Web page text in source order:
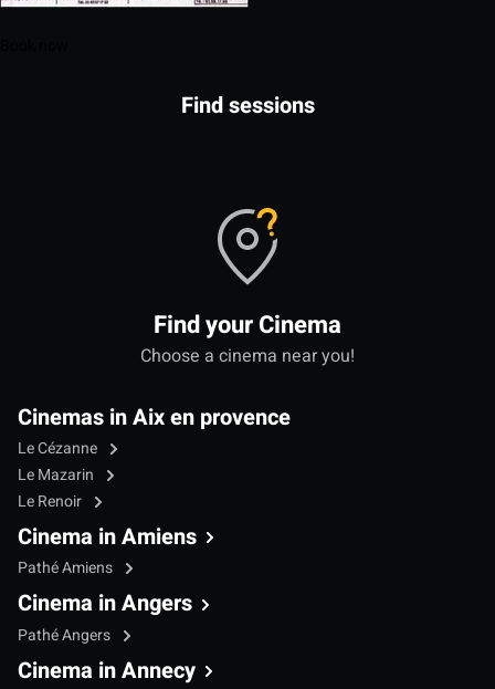
Find sessions
Find your Cinema
Choose a cinema near you!
Cinemas in Aix en provence
Le Cézanne
Le Mazarin
Le Renoir
Cinema in Amiens
Pathé Amiens
Cinema in Angers
Pathé Angers
Cinema in Annecy